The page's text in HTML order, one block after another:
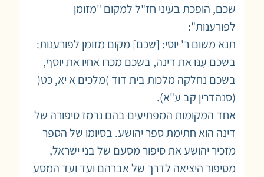
שכם, הופכת בעיני חז"ל למקום "מזומן
לפורענות":
תנא משום ר' יוסי: [שכם] מקום מזומן לפורענות:
בשכם עִנּוּ את דינה, בשכם מכרו אחיו את יוסף,
בשכם נחלקה מלכות בית דוד )מלכים א יא, כט(
(סנהדרין קב ע"א).
אחד המקומות המפתיעים בהם נרמז סיפורה של
דינה הוא חתימת ספר יהושע. בסיומו של הספר
מזכיר יהושע את סיפור מסעם של בני ישראל,
מסיפור היציאה לדרך של אברהם ועד ועד המסע